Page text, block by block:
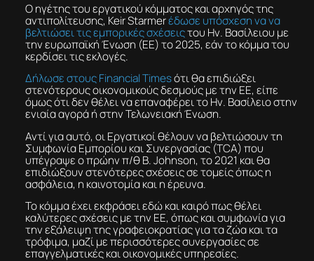
O ηγέτης του εργατικού κόμματος και αρχηγός της
αντιπολίτευσης, Keir Starmerέδωσε υπόσχεση να να
βελτιώσει τις εμπορικές σχέσειςτου Ην. Βασίλειου με
την ευρωπαϊκή Ένωση (ΕΕ) το 2025, εάν το κόμμα του
κερδίσει τις εκλογές.
Δήλωσε στους Financial Timesότι θα επιδιώξει
στενότερους οικονομικούς δεσμούς με την ΕΕ, είπε
όμως ότι δεν θέλει να επαναφέρει το Ην. Βασίλειο στην
ενιαία αγορά ή στην Τελωνειακή Ένωση.
Αντί για αυτό, οι Εργατικοί θέλουν να βελτιώσουν τη
Συμφωνία Εμπορίου και Συνεργασίας (TCA) που
υπέγραψε ο πρώην π/θ B. Johnson, το 2021 και θα
επιδιώξουν στενότερες σχέσεις σε τομείς όπως η
ασφάλεια, η καινοτομία και η έρευνα.
Το κόμμα έχει εκφράσει εδώ και καιρό πως θέλει
καλύτερες σχέσεις με την ΕΕ, όπως και συμφωνία για
την εξάλειψη της γραφειοκρατίας για τα ζώα και τα
τρόφιμα, μαζί με περισσότερες συνεργασίες σε
επαγγελματικές και οικονομικές υπηρεσίες.